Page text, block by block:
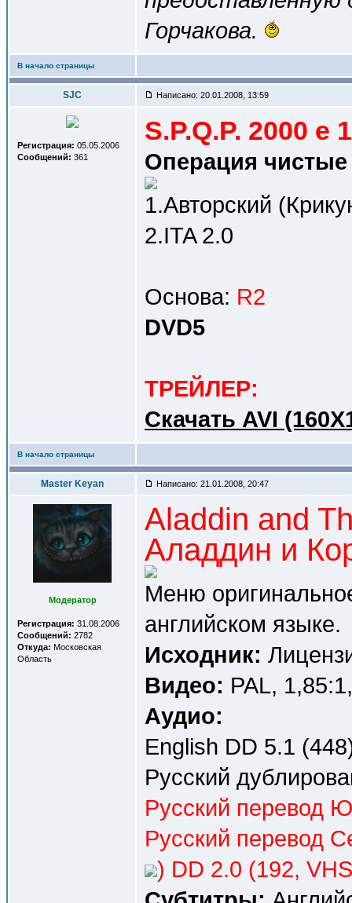
Горчакова.
В начало страницы
SJC Написано: 20.01.2008, 13:59
Регистрация: 05.05.2006
Сообщений: 361
S.P.Q.P. 2000 e
Операция чистые
1.Авторский
2.ITA 2.0
Основа: R2
DVD5
ТРЕЙЛЕР:
Cкачать AVI
В начало страницы
Master Keyan Написано: 21.01.2008, 20:47
Модератор
Регистрация: 31.08.2006
Сообщений: 2782
Откуда: Московская
Область
Aladdin and
Аладдин и
Меню
английском языке.
Исходник:
Видео: PAL,
Аудио:
English DD 5.1
Русский
Русский перевод
Русский перевод
) DD 2.0 (192,